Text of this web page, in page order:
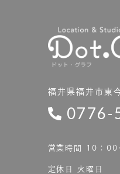
福井県福井市
0776-
営業時間 10：00
定休日 火曜日